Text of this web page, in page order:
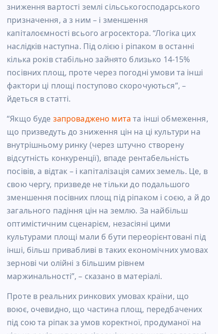
зниження вартості землі сільськогосподарського
призначення, а з ним – і зменшення
капіталоємності всього агросектора. “Логіка цих
наслідків наступна. Під олією і ріпаком в останні
кілька років стабільно зайнято близько 14-15%
посівних площ, проте через погодні умови та інші
фактори ці площі поступово скорочуються”, –
йдеться в статті.
“Якщо буде запроваджено мита та інші обмеження,
що призведуть до зниження цін на ці культури на
внутрішньому ринку (через штучно створену
відсутність конкуренції), впаде рентабельність
посівів, а відтак – і капіталізація самих земель. Це, в
свою чергу, призведе не тільки до подальшого
зменшення посівних площ під ріпаком і соєю, а й до
загального падіння цін на землю. За найбільш
оптимістичним сценарієм, незасіяні цими
культурами площі мали б бути переорієнтовані під
інші, більш привабливі в таких економічних умовах
зернові чи олійні з більшим рівнем
маржинальності”, – сказано в матеріалі.
Проте в реальних ринкових умовах країни, що
воює, очевидно, що частина площ, передбачених
під сою та ріпак за умов коректної, продуманої на